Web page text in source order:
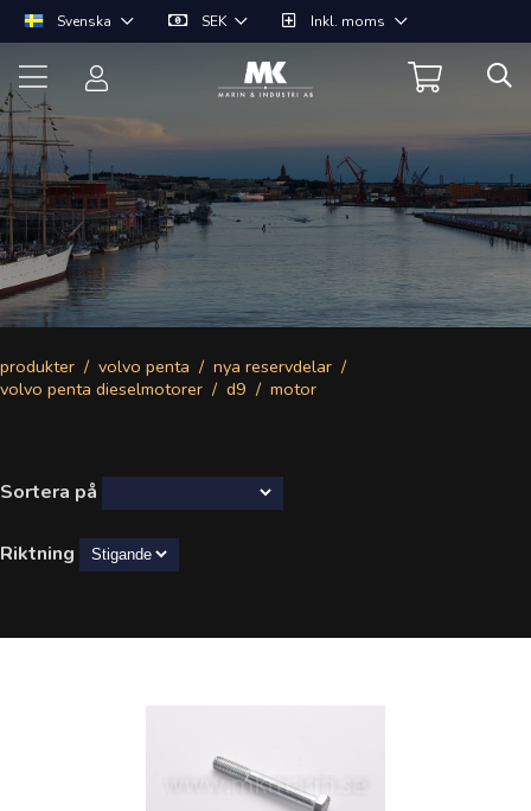
Svenska SEK Inkl. moms
produkter volvo penta
nya reservdelar
volvo penta dieselmotorer
d9 motor
Sortera på
Riktning